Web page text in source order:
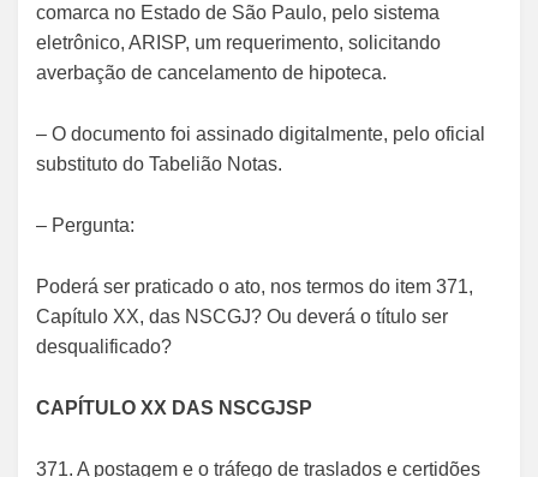
comarca no Estado de São Paulo, pelo sistema
eletrônico, ARISP, um requerimento, solicitando
averbação de cancelamento de hipoteca.
– O documento foi assinado digitalmente, pelo oficial
substituto do Tabelião Notas.
– Pergunta:
Poderá ser praticado o ato, nos termos do item 371,
Capítulo XX, das NSCGJ? Ou deverá o título ser
desqualificado?
CAPÍTULO XX DAS NSCGJSP
371. A postagem e o tráfego de traslados e certidões